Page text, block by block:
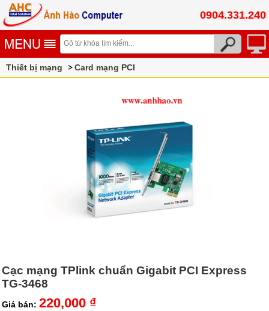
0904.331.240
Thiết bị mạng Card mạng PCI
Cạc mạng TPlink chuẩn Gigabit PCI Express
TG-3468
Giá bán: 220,000 ₫